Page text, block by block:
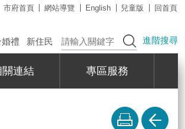
市府首頁 網站導覽 English 兒童版 回首頁
禮 新住民 進階搜尋
關連結 專區服務